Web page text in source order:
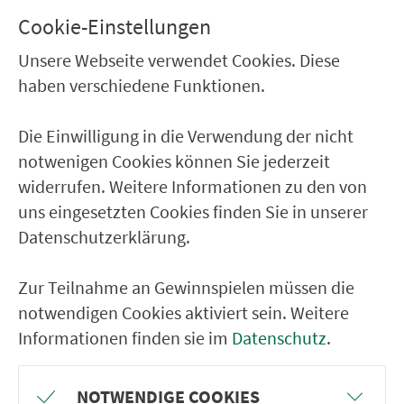
Sorghof (b. Vilseck) Schule
Sorghof (b. Vilseck) Friedhof
Gressenwöhr Wartehäuschen
Bürgerwald Ort
Abzw. Bürgerwald
RÜCKFAHRT
Axtheid Bergstr.
Vilseck Am langen Steg
Sorghof (b. Vilseck) Gh.Galler
Cookie-Einstellungen
Unsere Webseite verwendet Cookies. Diese
haben verschiedene Funktionen.
Die Einwilligung in die Verwendung der nicht
notwenigen Cookies können Sie jederzeit
widerrufen. Weitere Informationen zu den von
uns eingesetzten Cookies finden Sie in unserer
Datenschutzerklärung.
Zur Teilnahme an Gewinnspielen müssen die
notwendigen Cookies aktiviert sein. Weitere
Informationen finden sie im Datenschutz.
NOTWENDIGE COOKIES